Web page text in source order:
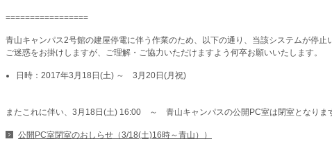
=================
青山キャンパス2号館の建屋停電に伴う作業のため、以下の通り、当該システムが停止
ご迷惑をお掛けしますが、ご理解・ご協力いただけますよう何卒お願いいたします。
日時：2017年3月18日(土) ～ 3月20日(月祝)
またこれに伴い、3月18日(土) 16:00 ～ 青山キャンパスの公開PC室は閉室となりま
公開PC室閉室のおしらせ（3/18(土)16時～青山））